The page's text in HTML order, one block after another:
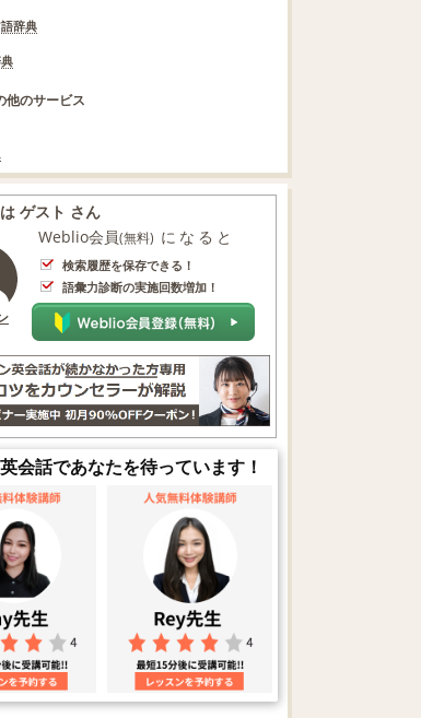
辞典
のサービス
ゲスト さん
Weblio会員(無料) になると
検索履歴を保存できる！
語彙力診断の実施回数増加！
会話であなたを待っています！